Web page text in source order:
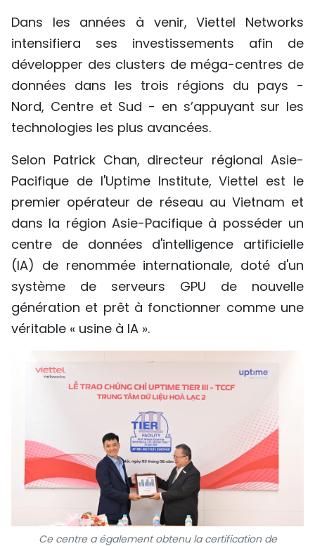
Dans les années à venir, Viettel Networks
intensifiera ses investissements afin de
développer des clusters de méga-centres de
données dans les trois régions du pays -
Nord, Centre et Sud - en s’appuyant sur les
technologies les plus avancées.
Selon Patrick Chan, directeur régional Asie-
Pacifique de l'Uptime Institute, Viettel est le
premier opérateur de réseau au Vietnam et
dans la région Asie-Pacifique à posséder un
centre de données d'intelligence artificielle
(IA) de renommée internationale, doté d'un
système de serveurs GPU de nouvelle
génération et prêt à fonctionner comme une
véritable « usine à IA ».
Ce centre a également obtenu la certification de